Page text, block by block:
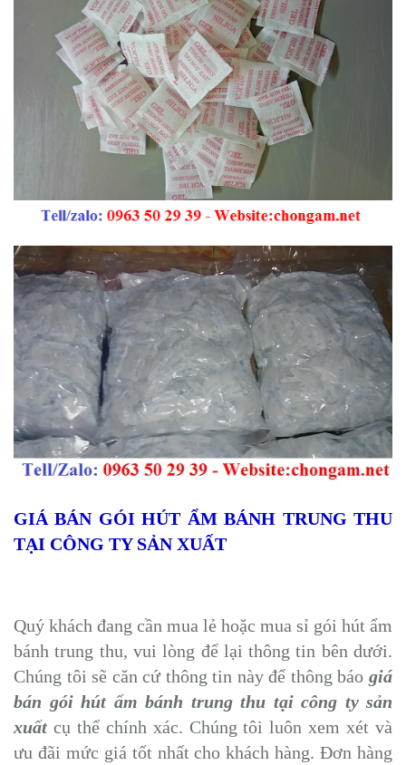
GIÁ BÁN GÓI HÚT ẨM BÁNH TRUNG THU
TẠI CÔNG TY SẢN XUẤT
Quý khách đang cần mua lẻ hoặc mua sỉ gói hút ẩm
bánh trung thu, vui lòng để lại thông tin bên dưới.
Chúng tôi sẽ căn cứ thông tin này để thông báo giá
bán gói hút ẩm bánh trung thu tại công ty sản
xuất cụ thể chính xác. Chúng tôi luôn xem xét và
ưu đãi mức giá tốt nhất cho khách hàng. Đơn hàng